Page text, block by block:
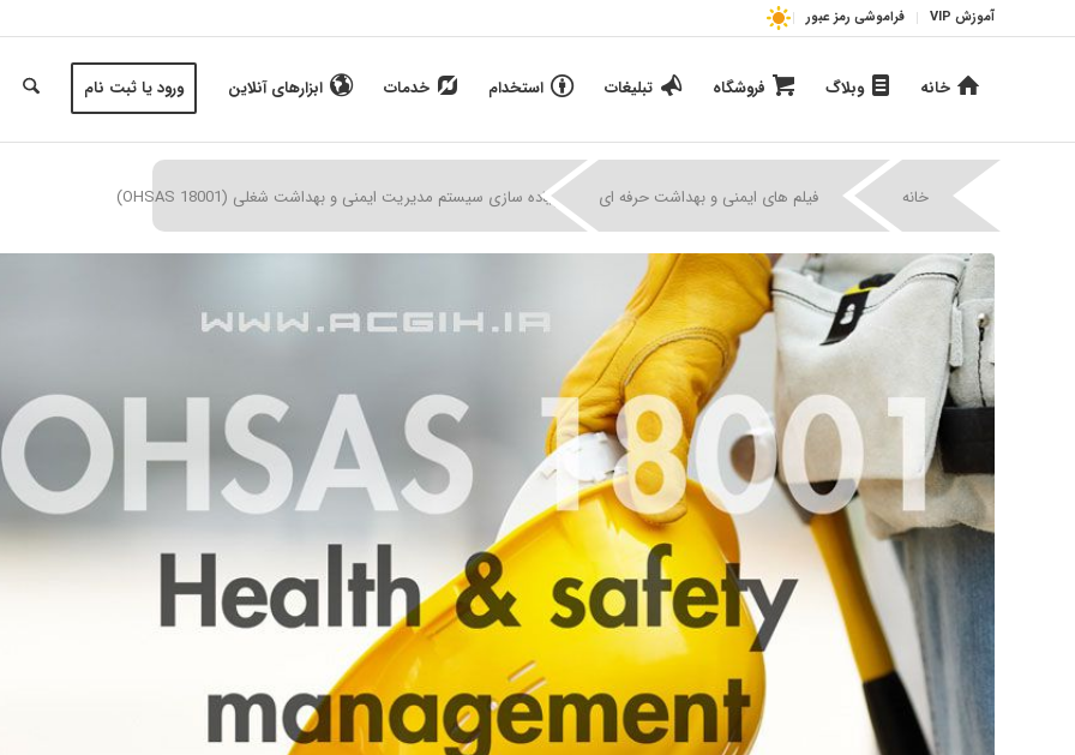
آموزش VIP فراموشی رمز عبور
خانه وبلاگ فروشگاه تبلیغات استخدام خدمات ابزارهای آنلاین ورود یا ثبت نام
خانه فیلم های ایمنی و بهداشت حرفه ای |
فیلم پیاده سازی سیستم مدیریت ایمنی و بهداشت شغلی (OHSAS 18001)